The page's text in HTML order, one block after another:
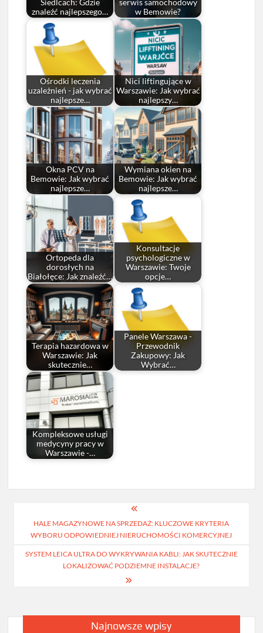
Siedlcach: Gdzie
znaleźć najlepszego…
serwis samochodowy
w Bemowie?
Ośrodki leczenia
uzależnień - jak wybrać
najlepsze…
Nici liftingujące w
Warszawie: Jak wybrać
najlepszy…
Okna PCV na
Bemowie: Jak wybrać
najlepsze…
Wymiana okien na
Bemowie: Jak wybrać
najlepsze…
Ortopeda dla
dorosłych na
Białołęce: Jak znaleźć…
Konsultacje
psychologiczne w
Warszawie: Twoje
opcje…
Terapia hazardowa w
Warszawie: Jak
skutecznie…
Panele Warszawa -
Przewodnik
Zakupowy: Jak
Wybrać…
Kompleksowe usługi
medycyny pracy w
Warszawie -…
wpisu
HALE MAGAZYNOWE NA SPRZEDAŻ: KLUCZOWE KRYTERIA
WYBORU ODPOWIEDNIEJ NIERUCHOMOŚCI KOMERCYJNEJ
SYSTEM LEICA ULTRA DO WYKRYWANIA KABLI: JAK SKUTECZNIE
LOKALIZOWAĆ PODZIEMNE INSTALACJE?
Najnowsze wpisy